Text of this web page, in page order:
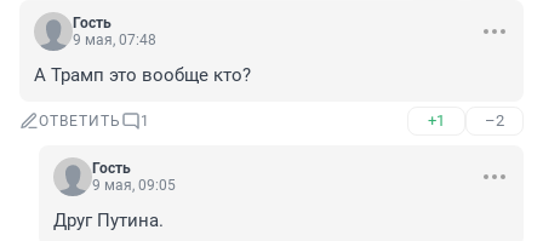
Гость
9 мая, 07:48
А Трамп это вообще кто?
ОТВЕТИТЬ 1 +1 –2
Гость
9 мая, 09:05
Друг Путина.